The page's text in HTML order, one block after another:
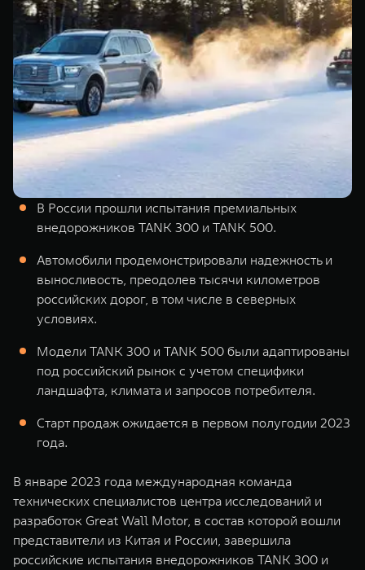
TANK 500
Веди за собой
от 6 499 000 ₽
TANK 700
Сила
от 10 199
WEY 07
Расширяя границы комфорта
от 6 149 000 ₽
WEY 05
Эстетика
от 5 699
TANK Финансы
Корпоративным клиентам
TANK ФИНАНСЫ
TANK Кредит
TANK Лизинг
TANK Страхование
Сервис
Специальные предложения
Моторные масла
ЦИФРОВЫЕ СЕРВИСЫ TANK
Цифровые сервисы TANK
Подписки
В России прошли испытания премиальных
внедорожников TANK 300 и TANK 500.
Автомобили продемонстрировали надежность и
выносливость, преодолев тысячи километров
российских дорог, в том числе в северных
условиях.
Модели TANK 300 и TANK 500 были адаптированы
под российский рынок с учетом специфики
ландшафта, климата и запросов потребителя.
Старт продаж ожидается в первом полугодии 2023
года.
В январе 2023 года международная команда
технических специалистов центра исследований и
разработок Great Wall Motor, в состав которой вошли
представители из Китая и России, завершила
российские испытания внедорожников TANK 300 и